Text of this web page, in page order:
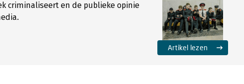
criminaliseert en de publieke opinie
Artikel lezen